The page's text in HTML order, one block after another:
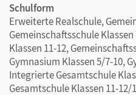
Schulform
Erweiterte Realschule,
Gemeinschaftsschule
Klassen 11-12,
Gymnasium Klassen 5/7-10,
Integrierte Gesamtschule
Gesamtschule Klassen 11-